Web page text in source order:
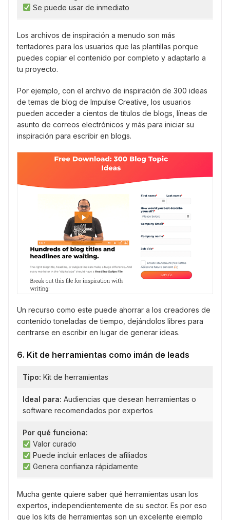
Se puede usar de inmediato
Los archivos de inspiración a menudo son más
tentadores para los usuarios que las plantillas porque
puedes copiar el contenido por completo y adaptarlo a
tu proyecto.
Por ejemplo, con el archivo de inspiración de 300 ideas
de temas de blog de Impulse Creative, los usuarios
pueden acceder a cientos de títulos de blogs, líneas de
asunto de correos electrónicos y más para iniciar su
inspiración para escribir en blogs.
Un recurso como este puede ahorrar a los creadores de
contenido toneladas de tiempo, dejándolos libres para
centrarse en escribir en lugar de generar ideas.
6. Kit de herramientas como imán de leads
Tipo: Kit de herramientas
Ideal para: Audiencias que desean herramientas o
software recomendados por expertos
Por qué funciona:
Valor curado
Puede incluir enlaces de afiliados
Genera confianza rápidamente
Mucha gente quiere saber qué herramientas usan los
expertos, independientemente de su sector. Es por eso
que los kits de herramientas son un excelente ejemplo